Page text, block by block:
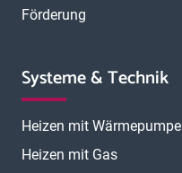
Förderung
Systeme & Technik
Heizen mit Wärmepumpe
Heizen mit Gas